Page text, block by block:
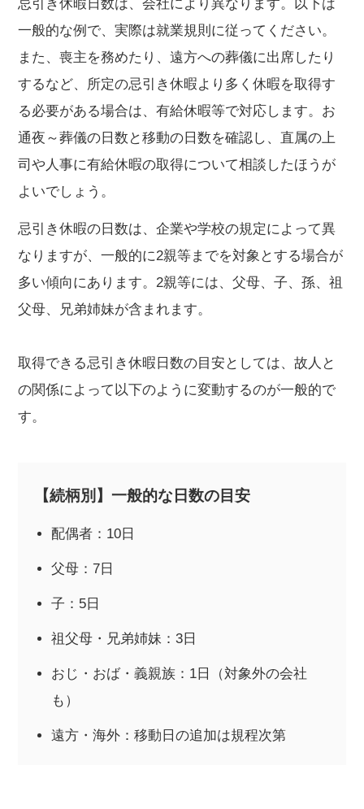
忌引き休暇日数は、会社により異なります。以下は
一般的な例で、実際は就業規則に従ってください。
また、喪主を務めたり、遠方への葬儀に出席したり
するなど、所定の忌引き休暇より多く休暇を取得す
る必要がある場合は、有給休暇等で対応します。お
通夜～葬儀の日数と移動の日数を確認し、直属の上
司や人事に有給休暇の取得について相談したほうが
よいでしょう。
忌引き休暇の日数は、企業や学校の規定によって異
なりますが、一般的に2親等までを対象とする場合が
多い傾向にあります。2親等には、父母、子、孫、祖
父母、兄弟姉妹が含まれます。
取得できる忌引き休暇日数の目安としては、故人と
の関係によって以下のように変動するのが一般的で
す。
【続柄別】一般的な日数の目安
配偶者：10日
父母：7日
子：5日
祖父母・兄弟姉妹：3日
おじ・おば・義親族：1日（対象外の会社
も）
遠方・海外：移動日の追加は規程次第